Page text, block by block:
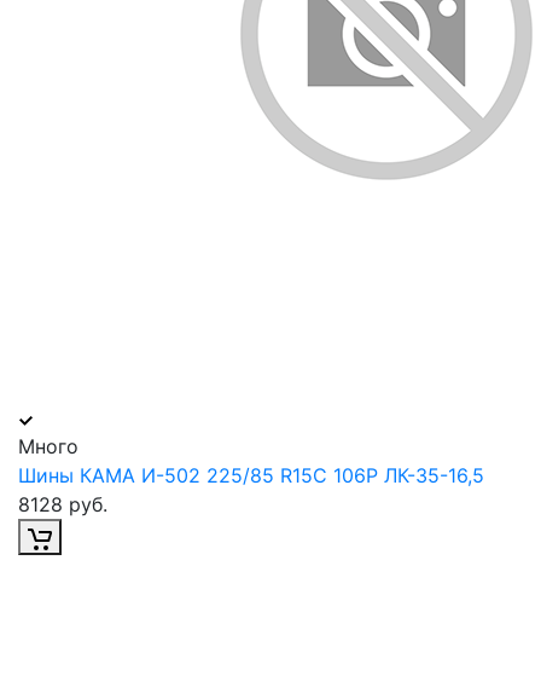
Много
Шины КАМА И-502 225/85 R15C 106P ЛК-35-16,5
8128 руб.